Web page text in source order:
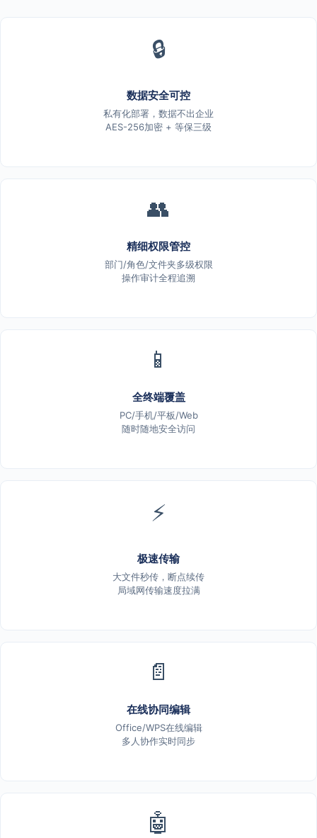
🔒
数据安全可控
私有化部署，数据不出企业
AES-256加密 + 等保三级
👥
精细权限管控
部门/角色/文件夹多级权限
操作审计全程追溯
📱
全终端覆盖
PC/手机/平板/Web
随时随地安全访问
⚡
极速传输
大文件秒传，断点续传
局域网传输速度拉满
📄
在线协同编辑
Office/WPS在线编辑
多人协作实时同步
🤖